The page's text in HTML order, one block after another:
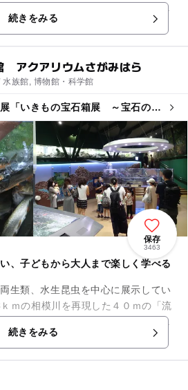
ており、季節の花々が一年中楽しめ
続きをみる
アクアリウムさがみはら
族館, 博物館・科学館
展「いきもの宝石箱展 ～宝石のよ
保存
3463
、子どもから大人まで楽しく学べる
生類、水生昆虫を中心に展示してい
ｍの相模川を再現した４０ｍの「流
あり、その他にも水槽に直接手を入
続きをみる